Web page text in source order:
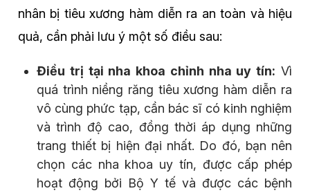
nhân bị tiêu xương hàm diễn ra an toàn và hiệu
quả, cần phải lưu ý một số điều sau:
Điều trị tại nha khoa chỉnh nha uy tín: Vì
quá trình niềng răng tiêu xương hàm diễn ra
vô cùng phức tạp, cần bác sĩ có kinh nghiệm
và trình độ cao, đồng thời áp dụng những
trang thiết bị hiện đại nhất. Do đó, bạn nên
chọn các nha khoa uy tín, được cấp phép
hoạt động bởi Bộ Y tế và được các bệnh